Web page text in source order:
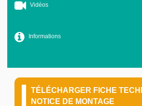
Vidéos
Informations
TÉLÉCHARGER FICHE
NOTICE DE MONTAGE